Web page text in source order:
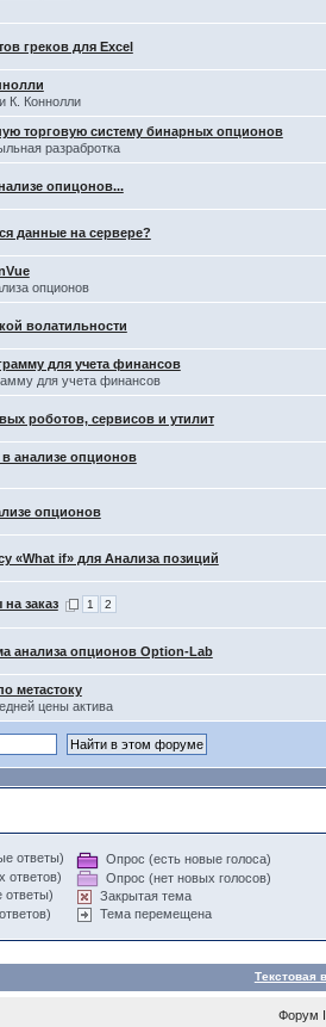
греков для Excel
К. Коннолли
торговую систему бинарных опционов
разрабротка
опицонов...
данные на сервере?
опционов
волатильности
для учета финансов
для учета финансов
роботов, сервисов и утилит
анализе опционов
опционов
«What if» для Анализа позиций
заказ 1 2
анализа опционов Option-Lab
метастоку
цены актива
ответы)
ответов)
ответы)
Опрос (есть новые голоса)
Опрос (нет новых голосов)
Закрытая тема
Тема перемещена
Текстовая
Форум